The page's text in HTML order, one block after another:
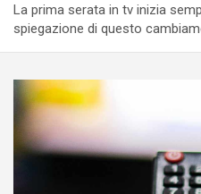
La prima serata in tv inizia
spiegazione di questo